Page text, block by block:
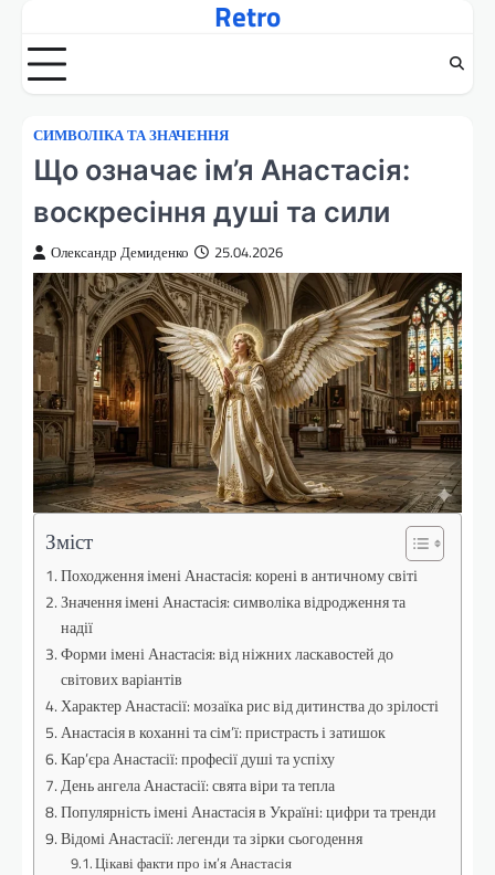
вмісту
Retro
СИМВОЛІКА ТА ЗНАЧЕННЯ
Що означає ім’я Анастасія:
воскресіння душі та сили
Олександр Демиденко 25.04.2026
Зміст
Походження імені Анастасія: корені в античному світі
Значення імені Анастасія: символіка відродження та
надії
Форми імені Анастасія: від ніжних ласкавостей до
світових варіантів
Характер Анастасії: мозаїка рис від дитинства до зрілості
Анастасія в коханні та сім’ї: пристрасть і затишок
Кар’єра Анастасії: професії душі та успіху
День ангела Анастасії: свята віри та тепла
Популярність імені Анастасія в Україні: цифри та тренди
Відомі Анастасії: легенди та зірки сьогодення
Цікаві факти про ім’я Анастасія